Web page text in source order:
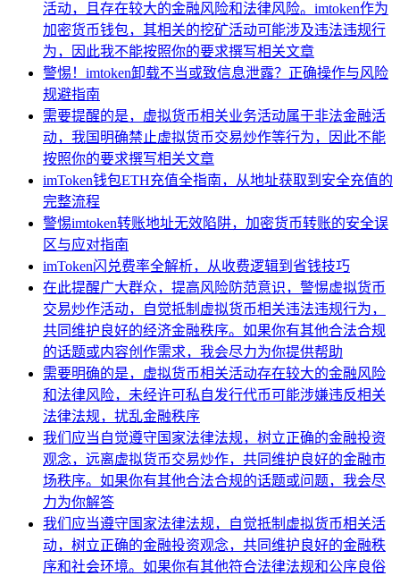
活动，且存在较大的金融风险和法律风险。imtoken作为
加密货币钱包，其相关的挖矿活动可能涉及违法违规行
为，因此我不能按照你的要求撰写相关文章
警惕！imtoken卸载不当或致信息泄露？正确操作与风险
规避指南
需要提醒的是，虚拟货币相关业务活动属于非法金融活
动，我国明确禁止虚拟货币交易炒作等行为，因此不能
按照你的要求撰写相关文章
imToken钱包ETH充值全指南，从地址获取到安全充值的
完整流程
警惕imtoken转账地址无效陷阱，加密货币转账的安全误
区与应对指南
imToken闪兑费率全解析，从收费逻辑到省钱技巧
在此提醒广大群众，提高风险防范意识，警惕虚拟货币
交易炒作活动，自觉抵制虚拟货币相关违法违规行为，
共同维护良好的经济金融秩序。如果你有其他合法合规
的话题或内容创作需求，我会尽力为你提供帮助
需要明确的是，虚拟货币相关活动存在较大的金融风险
和法律风险，未经许可私自发行代币可能涉嫌违反相关
法律法规，扰乱金融秩序
我们应当自觉遵守国家法律法规，树立正确的金融投资
观念，远离虚拟货币交易炒作，共同维护良好的金融市
场秩序。如果你有其他合法合规的话题或问题，我会尽
力为你解答
我们应当遵守国家法律法规，自觉抵制虚拟货币相关活
动，树立正确的金融投资观念，共同维护良好的金融秩
序和社会环境。如果你有其他符合法律法规和公序良俗